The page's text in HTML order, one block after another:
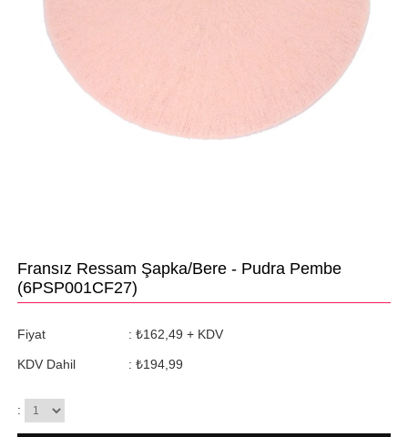
Fransız Ressam Şapka/Bere - Pudra Pembe
(6PSP001CF27)
Fiyat : ₺162,49 + KDV
KDV Dahil : ₺194,99
: